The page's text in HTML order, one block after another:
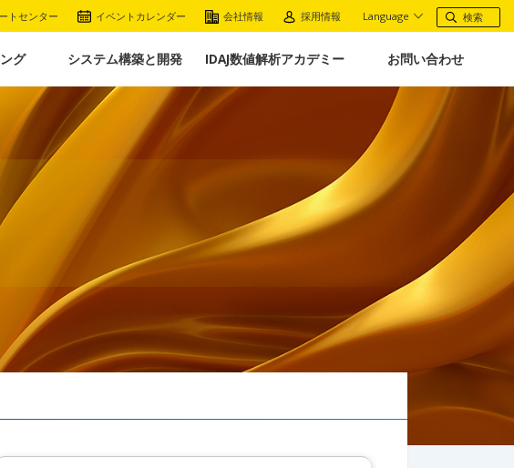
トセンター イベントカレンダー 会社情報 採用情報 Language
グ システム構築と開発 IDAJ数値解析アカデミー お問い合わせ